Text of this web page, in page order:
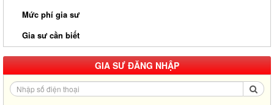
Mức phí gia sư
Gia sư cần biết
GIA SƯ ĐĂNG NHẬP